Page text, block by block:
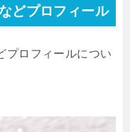
どプロフィール
プロフィールについ